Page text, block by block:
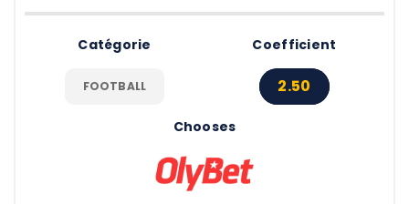
Catégorie
FOOTBALL
Coefficient
2.50
Chooses